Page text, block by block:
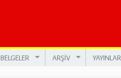
BELGELER ARŞİV YAYINLAR